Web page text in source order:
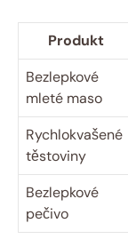
Produkt
Bezlepkové
‌mleté maso
Rychlokvašené
těstoviny
Bezlepkové
pečivo